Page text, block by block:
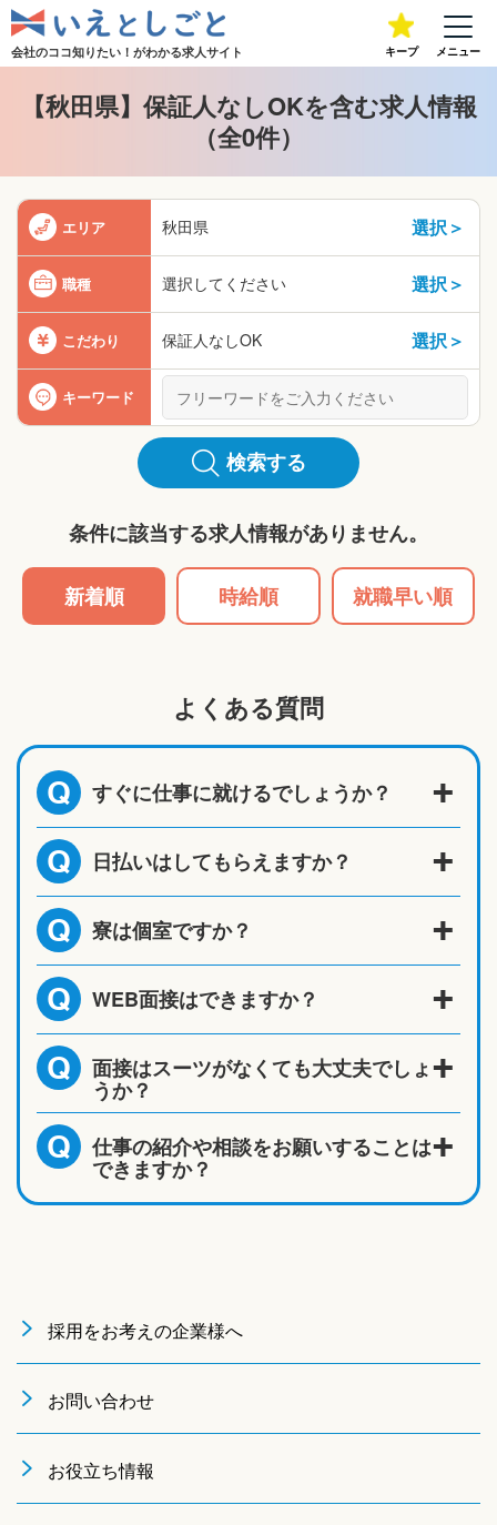
会社のココ知りたい！がわかる求人サイト キープ メニュー
【秋田県】保証人なしOKを含む求人情報
（全0件）
エリア 秋田県 選択＞
職種 選択してください 選択＞
こだわり 保証人なしOK 選択＞
キーワード
検索する
条件に該当する求人情報がありません。
新着順 時給順 就職早い順
よくある質問
Q すぐに仕事に就けるでしょうか？
Q 日払いはしてもらえますか？
Q 寮は個室ですか？
Q WEB面接はできますか？
Q 面接はスーツがなくても大丈夫でしょ
うか？
Q 仕事の紹介や相談をお願いすることは
できますか？
採用をお考えの企業様へ
お問い合わせ
お役立ち情報